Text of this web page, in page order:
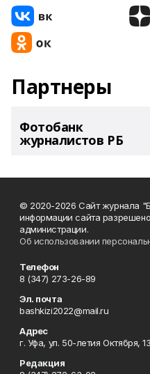
Партнеры
Фотобанк
журналистов РБ
© 2020-2026 Сайт журнала
информации сайта
администрации.
Об использовании
Телефон
8 (347) 273-26-89
Эл. почта
bashkizi2022@mail.ru
Адрес
г. Уфа, ул. 50-летия Октября,
Редакция